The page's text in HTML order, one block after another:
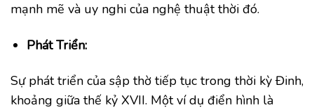
mạnh mẽ và uy nghi của nghệ thuật thời đó.
Phát Triển:
Sự phát triển của sập thờ tiếp tục trong thời kỳ Đinh,
khoảng giữa thế kỷ XVII. Một ví dụ điển hình là